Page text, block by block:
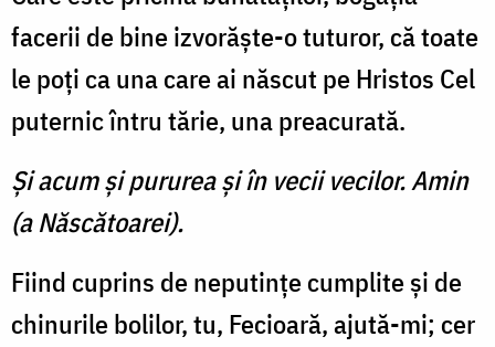
facerii de bine izvorăște-o tuturor, că toate
le poți ca una care ai născut pe Hristos Cel
puternic în­tru tărie, una preacurată.
Şi acum şi pururea şi în vecii vecilor. Amin
(a Născătoarei).
Fiind cuprins de neputințe cumplite și de
chinurile bolilor, tu, Fecioară, ajută-mi; cer